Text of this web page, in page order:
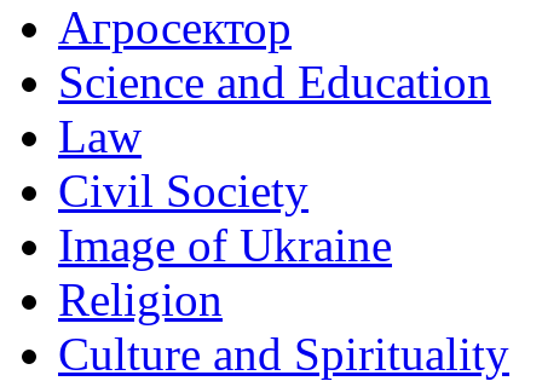
Агросектор
Science and Education
Law
Civil Society
Image of Ukraine
Religion
Culture and Spirituality